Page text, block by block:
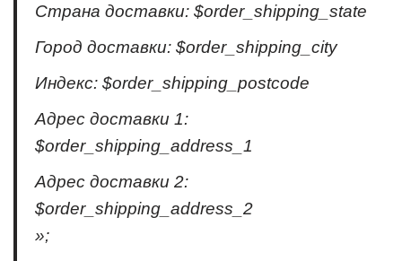
Страна доставки: $order_shipping_state
Город доставки: $order_shipping_city
Индекс: $order_shipping_postcode
Адрес доставки 1:
$order_shipping_address_1
Адрес доставки 2:
$order_shipping_address_2
»;